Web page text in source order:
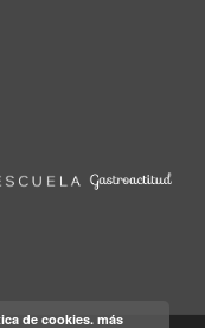
de cookies.más